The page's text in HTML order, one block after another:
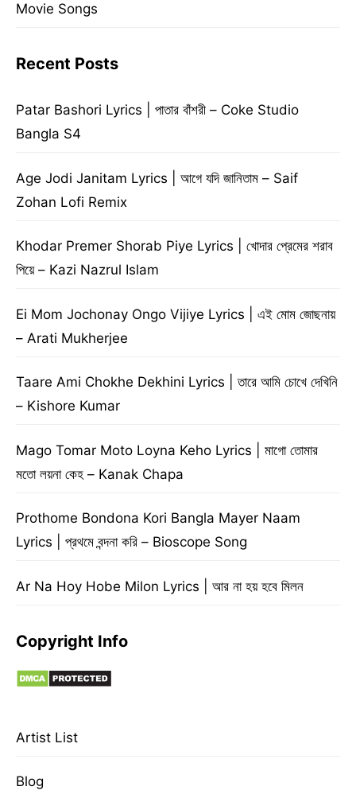
Movie Songs
Recent Posts
Patar Bashori Lyrics | পাতার বাঁশরী – Coke Studio
Bangla S4
Age Jodi Janitam Lyrics | আগে যদি জানিতাম – Saif
Zohan Lofi Remix
Khodar Premer Shorab Piye Lyrics | খোদার প্রেমের শরাব
পিয়ে – Kazi Nazrul Islam
Ei Mom Jochonay Ongo Vijiye Lyrics | এই মোম জোছনায়
– Arati Mukherjee
Taare Ami Chokhe Dekhini Lyrics | তারে আমি চোখে দেখিনি
– Kishore Kumar
Mago Tomar Moto Loyna Keho Lyrics | মাগো তোমার
মতো লয়না কেহ – Kanak Chapa
Prothome Bondona Kori Bangla Mayer Naam
Lyrics | প্রথমে বন্দনা করি – Bioscope Song
Ar Na Hoy Hobe Milon Lyrics | আর না হয় হবে মিলন
Copyright Info
Artist List
Blog